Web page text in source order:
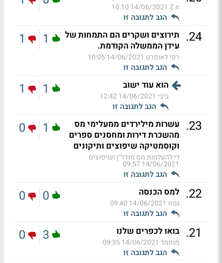
Z.n
14/06/2021 10:10
הגב לתגובה זו
24
. תירוצים ושקרים הם התמחות של
עידן הממשלה הקודמת.
רפי לאופרט 14/06/2021 10:05
הגב לתגובה זו
1
1
הוא עוד ישוב
ביבי 14/06/2021 12:42
הגב לתגובה זו
1
1
23
. עשרות מילירדים ממעלימי מס
מהשכרת דירות ומחסנים ספרים
וקוסמטיקה שיפוצים ותיקונים
די להעלמות מס מנדל"ן ושיפוצים
14/06/2021 09:57
הגב לתגובה זו
1
0
22
. למס הכנסה
גמזו 14/06/2021 09:40
הגב לתגובה זו
0
0
21
. בואו לכפרים שלנו
מוחמד 14/06/2021 09:35
הגב לתגובה זו
3
0